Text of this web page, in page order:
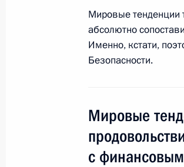
Неформальная
министром Индии
6 декабря 2009 года,
7 декабря в
событиями в
5 декабря 2009 года,
Мировые тенденции
абсолютно
Именно, кстати,
Безопасности.
Мировые
с финансовым